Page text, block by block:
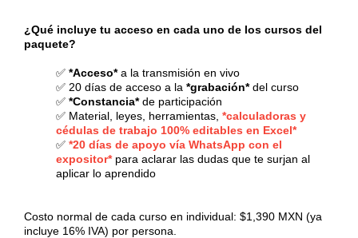
¿Qué incluye tu acceso en cada uno de los cursos del
paquete?
✅ *Acceso*a la transmisión en vivo
✅ 20 días de acceso a la *grabación*del curso
✅ *Constancia*de participación
✅ Material, leyes, herramientas, *calculadoras y
cédulas de trabajo 100% editables en Excel*
✅ *20 días de apoyo vía WhatsApp con el
expositor* para aclarar las dudas que te surjan al
aplicar lo aprendido
Costo normal de cada curso en individual: $1,390 MXN (ya
incluye 16% IVA) por persona.